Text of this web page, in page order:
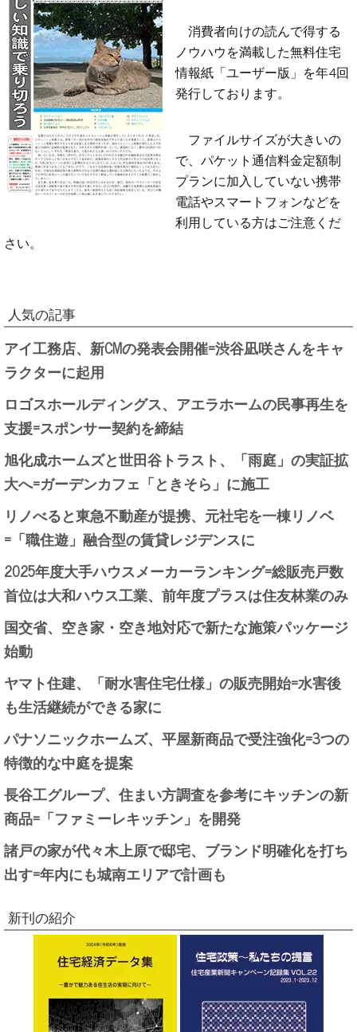
消費者向けの読んで得する
ノウハウを満載した無料住宅
情報紙「ユーザー版」を年4回
発行しております。
ファイルサイズが大きいの
で、パケット通信料金定額制
プランに加入していない携帯
電話やスマートフォンなどを
利用している方はご注意くだ
さい。
人気の記事
アイ工務店、新CMの発表会開催=渋谷凪咲さんをキャ
ラクターに起用
ロゴスホールディングス、アエラホームの民事再生を
支援=スポンサー契約を締結
旭化成ホームズと世田谷トラスト、「雨庭」の実証拡
大へ=ガーデンカフェ「ときそら」に施工
リノべると東急不動産が提携、元社宅を一棟リノベ
=「職住遊」融合型の賃貸レジデンスに
2025年度大手ハウスメーカーランキング=総販売戸数
首位は大和ハウス工業、前年度プラスは住友林業のみ
国交省、空き家・空き地対応で新たな施策パッケージ
始動
ヤマト住建、「耐水害住宅仕様」の販売開始=水害後
も生活継続ができる家に
パナソニックホームズ、平屋新商品で受注強化=3つの
特徴的な中庭を提案
長谷工グループ、住まい方調査を参考にキッチンの新
商品=「ファミーレキッチン」を開発
諸戸の家が代々木上原で邸宅、ブランド明確化を打ち
出す=年内にも城南エリアで計画も
新刊の紹介